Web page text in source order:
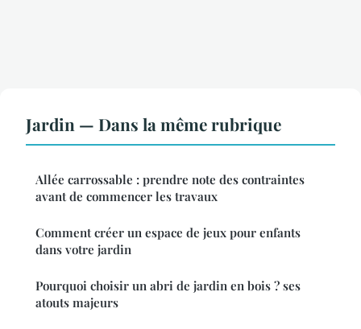
Jardin — Dans la même rubrique
Allée carrossable : prendre note des contraintes
avant de commencer les travaux
Comment créer un espace de jeux pour enfants
dans votre jardin
Pourquoi choisir un abri de jardin en bois ? ses
atouts majeurs